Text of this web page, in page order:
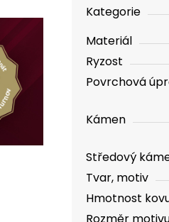
Kategorie
Materiál
Ryzost
Povrchová
Kámen
Středový
Tvar, motiv
Hmotnost